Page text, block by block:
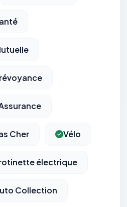
Cher Vélo
électrique
Collection